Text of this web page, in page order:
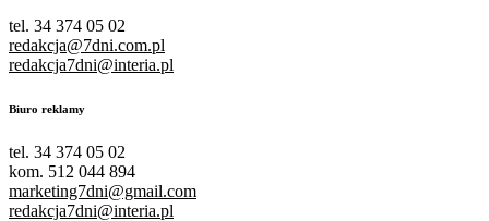
tel. 34 374 05 02
redakcja@7dni.com.pl
redakcja7dni@interia.pl
Biuro reklamy
tel. 34 374 05 02
kom. 512 044 894
marketing7dni@gmail.com
redakcja7dni@interia.pl